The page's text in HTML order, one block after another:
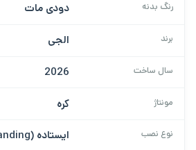
رنگ بدنه دودی مات
برند الجی
سال ساخت 2026
مونتاژ کره
نوع نصب ایستاده (Free Standing)